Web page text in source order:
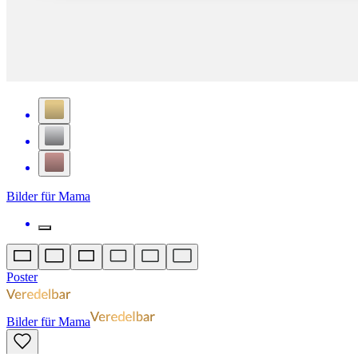
Bilder für Mama
Poster
Bilder für Mama